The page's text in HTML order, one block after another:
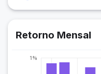
Retorno Mensal
1%